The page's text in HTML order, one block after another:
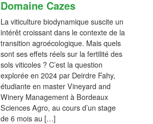
Domaine Cazes
La viticulture biodynamique suscite un
intérêt croissant dans le contexte de la
transition agroécologique. Mais quels
sont ses effets réels sur la fertilité des
sols viticoles ? C’est la question
explorée en 2024 par Deirdre Fahy,
étudiante en master Vineyard and
Winery Management à Bordeaux
Sciences Agro, au cours d’un stage
de 6 mois au […]